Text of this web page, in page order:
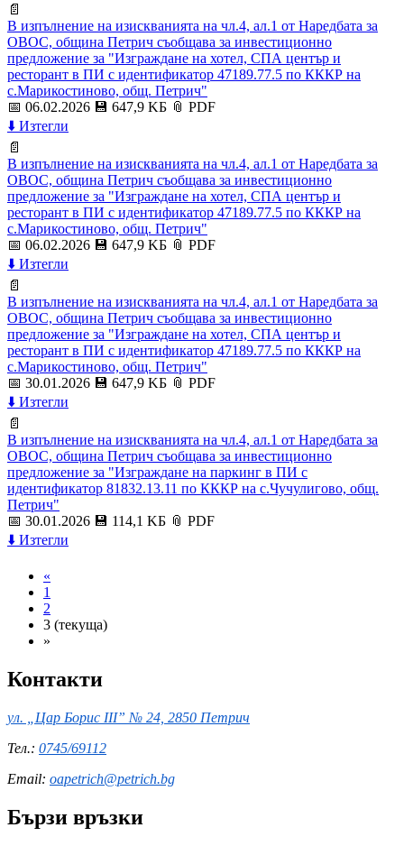
📄
В изпълнение на изискванията на чл.4, ал.1 от Наредбата за
ОВОС, община Петрич съобщава за инвестиционно
предложение за "Изграждане на хотел, СПА център и
ресторант в ПИ с идентификатор 47189.77.5 по КККР на
с.Марикостиново, общ. Петрич"
📅 06.02.2026 💾 647,9 KБ 📎 PDF
⬇️ Изтегли
📄
В изпълнение на изискванията на чл.4, ал.1 от Наредбата за
ОВОС, община Петрич съобщава за инвестиционно
предложение за "Изграждане на хотел, СПА център и
ресторант в ПИ с идентификатор 47189.77.5 по КККР на
с.Марикостиново, общ. Петрич"
📅 06.02.2026 💾 647,9 KБ 📎 PDF
⬇️ Изтегли
📄
В изпълнение на изискванията на чл.4, ал.1 от Наредбата за
ОВОС, община Петрич съобщава за инвестиционно
предложение за "Изграждане на хотел, СПА център и
ресторант в ПИ с идентификатор 47189.77.5 по КККР на
с.Марикостиново, общ. Петрич"
📅 30.01.2026 💾 647,9 KБ 📎 PDF
⬇️ Изтегли
📄
В изпълнение на изискванията на чл.4, ал.1 от Наредбата за
ОВОС, община Петрич съобщава за инвестиционно
предложение за "Изграждане на паркинг в ПИ с
идентификатор 81832.13.11 по КККР на с.Чучулигово, общ.
Петрич"
📅 30.01.2026 💾 114,1 KБ 📎 PDF
⬇️ Изтегли
«
1
2
3 (текуща)
»
Контакти
ул. „Цар Борис III” № 24, 2850 Петрич
Тел.: 0745/69112
Email: oapetrich@petrich.bg
Бързи връзки